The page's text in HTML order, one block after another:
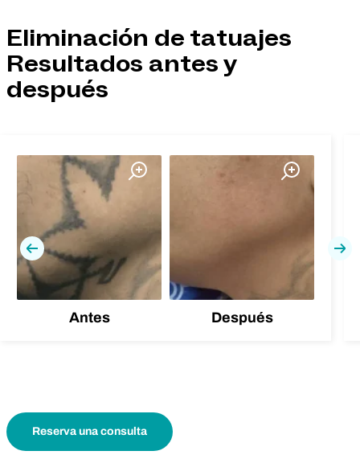
Eliminación de tatuajes
Resultados antes y
después
Antes Después
Previa
Reserva una consulta